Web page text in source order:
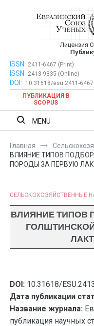
Лицензия
Евразийский Союз
ISSN: 2411-6467 (Print)
ISSN: 2413-9335 (Online)
DOI:
10.31618/esu.2411-
ПУБЛИКАЦИЯ В
SCOPUS
MENU
Главная
ВЛИЯНИЕ ТИПОВ
ПОРОДЫ ЗА ПЕРВУЮ
СЕЛЬСКОХОЗЯЙСТВЕННЫЕ
ВЛИЯНИЕ ТИПОВ
DOI: 10.31618/
Дата публикации
Название журнала:
публикация научных